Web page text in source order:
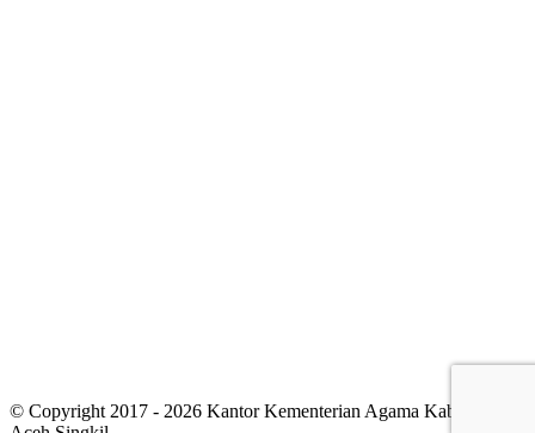
© Copyright 2017 - 2026 Kantor Kementerian Agama Kabupaten